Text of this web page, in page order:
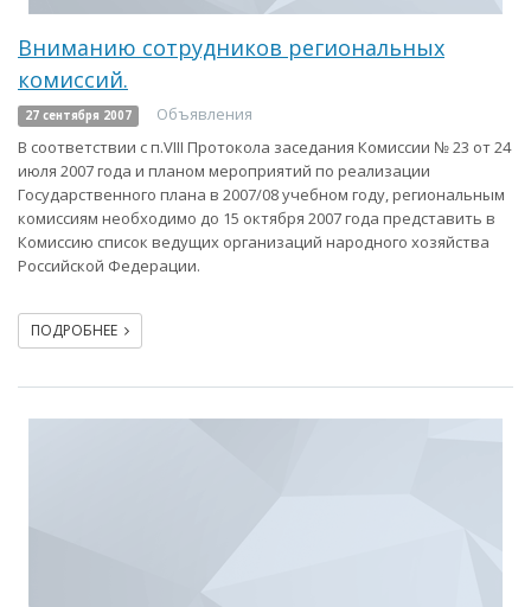
Вниманию сотрудников региональных
комиссий.
27 сентября 2007
Объявления
В соответствии с п.VIII Протокола заседания Комиссии № 23 от 24
июля 2007 года и планом мероприятий по реализации
Государственного плана в 2007/08 учебном году, региональным
комиссиям необходимо до 15 октября 2007 года представить в
Комиссию список ведущих организаций народного хозяйства
Российской Федерации.
ПОДРОБНЕЕ